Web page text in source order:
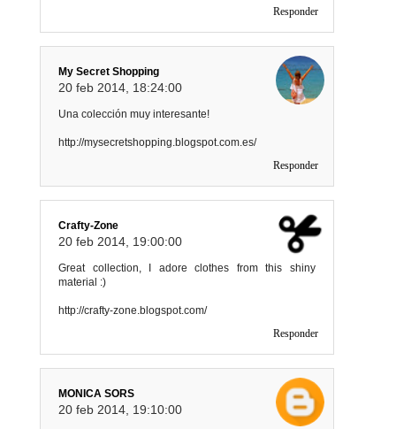
Responder
My Secret Shopping
20 feb 2014, 18:24:00
Una colección muy interesante!
http://mysecretshopping.blogspot.com.es/
Responder
Crafty-Zone
20 feb 2014, 19:00:00
Great collection, I adore clothes from this shiny
material :)
http://crafty-zone.blogspot.com/
Responder
MONICA SORS
20 feb 2014, 19:10:00